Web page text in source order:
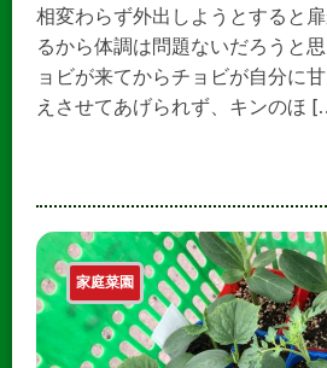
相変わらず外出しようとすると
るから体調は問題ないだろうと
ョビが来てからチョビが自分に
えさせてあげられず、キンのほ
家庭菜園